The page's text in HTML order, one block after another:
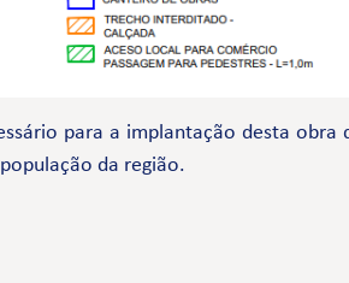
para a implantação desta obra
da região.